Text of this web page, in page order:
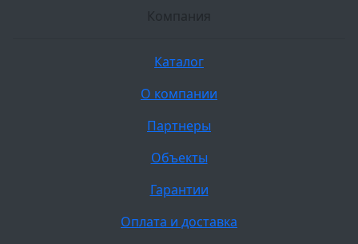
Компания
Каталог
О компании
Партнеры
Объекты
Гарантии
Оплата и доставка